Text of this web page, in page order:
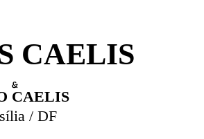
CAELIS
CAELIS
/ DF
&